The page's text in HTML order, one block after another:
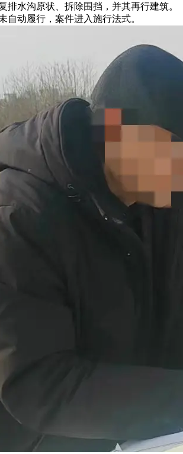
排水沟原状、拆除围挡，并其再行建筑。
自动履行，案件进入施行法式。